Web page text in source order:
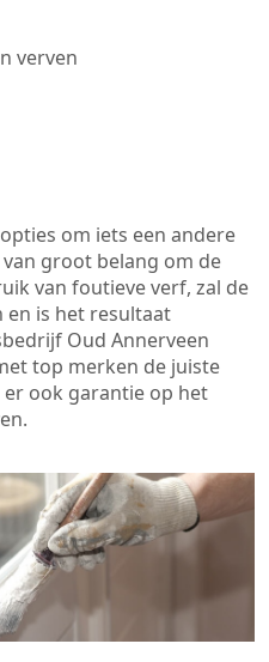
verven
om iets een andere
groot belang om de
van foutieve verf, zal de
en is het resultaat
Oud Annerveen
top merken de juiste
ook garantie op het